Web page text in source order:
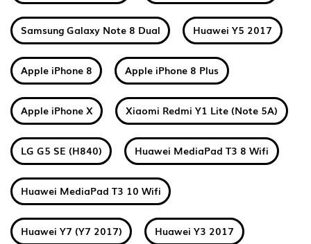
Samsung Galaxy Note 8 Dual Huawei Y5 2017
Apple iPhone 8 Apple iPhone 8 Plus
Apple iPhone X Xiaomi Redmi Y1 Lite (Note 5A)
LG G5 SE (H840) Huawei MediaPad T3 8 Wifi
Huawei MediaPad T3 10 Wifi
Huawei Y7 (Y7 2017) Huawei Y3 2017